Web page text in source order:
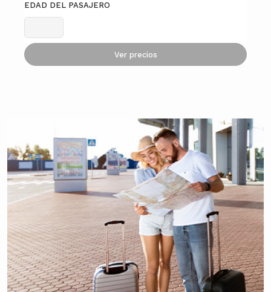
EDAD DEL PASAJERO
Ver precios